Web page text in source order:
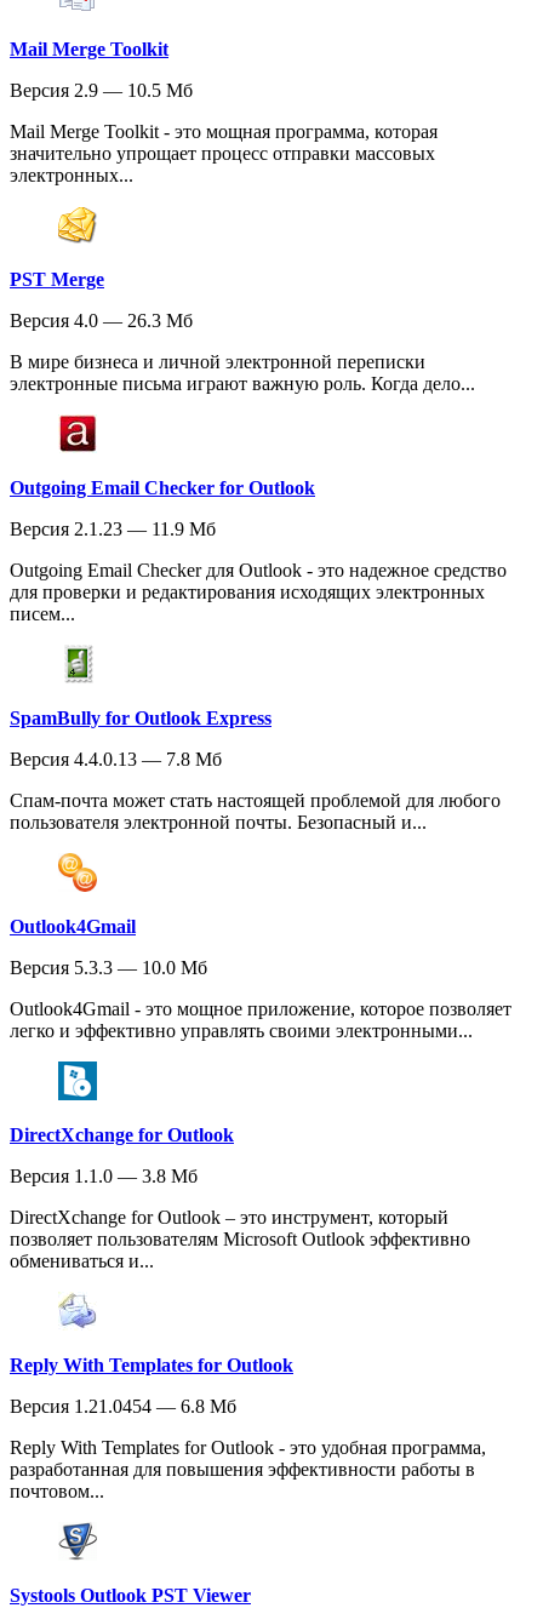
Mail Merge Toolkit
Версия 2.9 — 10.5 Мб
Mail Merge Toolkit - это мощная программа, которая
значительно упрощает процесс отправки массовых
электронных...
PST Merge
Версия 4.0 — 26.3 Мб
В мире бизнеса и личной электронной переписки
электронные письма играют важную роль. Когда дело...
Outgoing Email Checker for Outlook
Версия 2.1.23 — 11.9 Мб
Outgoing Email Checker для Outlook - это надежное средство
для проверки и редактирования исходящих электронных
писем...
SpamBully for Outlook Express
Версия 4.4.0.13 — 7.8 Мб
Спам-почта может стать настоящей проблемой для любого
пользователя электронной почты. Безопасный и...
Outlook4Gmail
Версия 5.3.3 — 10.0 Мб
Outlook4Gmail - это мощное приложение, которое позволяет
легко и эффективно управлять своими электронными...
DirectXchange for Outlook
Версия 1.1.0 — 3.8 Мб
DirectXchange for Outlook – это инструмент, который
позволяет пользователям Microsoft Outlook эффективно
обмениваться и...
Reply With Templates for Outlook
Версия 1.21.0454 — 6.8 Мб
Reply With Templates for Outlook - это удобная программа,
разработанная для повышения эффективности работы в
почтовом...
Systools Outlook PST Viewer